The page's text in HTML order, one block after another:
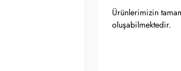
Ürünlerimizin
oluşabilmektedir.